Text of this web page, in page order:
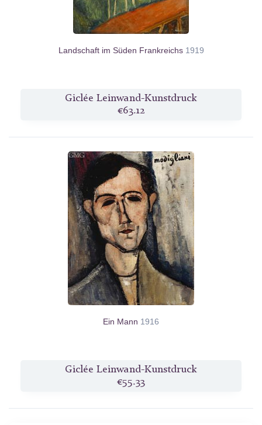
Landschaft im Süden Frankreichs 1919
Giclée Leinwand-Kunstdruck
€63.12
Ein Mann 1916
Giclée Leinwand-Kunstdruck
€55.33